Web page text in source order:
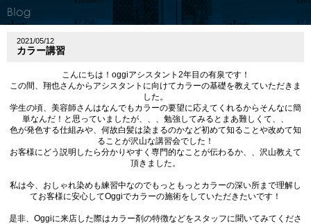
2021/05/12
カラー講習
こんにちは！oggiアシスタント2年目の有泉です！
この間、翔也さんからアシスタントに向けてカラーの基礎を教えていただきま
した。
学生の頃、美容師さんはなんでもカラーの要望に応えてくれるからそんなに簡
単なんだ！と思っていましたが、、、勉強してみるとまあ難しくて、、
色が発色する仕組みや、何故白髪は染まるのかなど初めて知ることや改めて知
ることが沢山な講習会でした！
お客様にどう説明したら分かりやすく専門的なことが伝わるか、、沢山教えて
頂きました。
私は今、おしゃれ染めも練習中なのでもっともっとカラーの深い所まで理解し
てお客様に安心してOggiでカラーの施術をしていただきたいです！
是非、Oggiに来店した際はカラー剤の特徴などをスタッフに聞いてみてくださ